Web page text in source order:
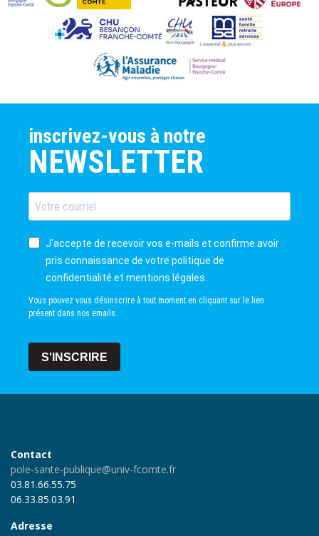
inscrivez-vous à notre
NEWSLETTER
J'accepte de recevoir vos e-mails et confirme avoir
pris connaissance de votre politique de
confidentialité et mentions légales.
Vous pouvez vous désinscrire à tout moment en cliquant sur le lien
présent dans nos emails.
S'INSCRIRE
Contact
pole-sante-publique@univ-fcomte.fr
03.81.66.55.75
06.33.85.03.91
Adresse